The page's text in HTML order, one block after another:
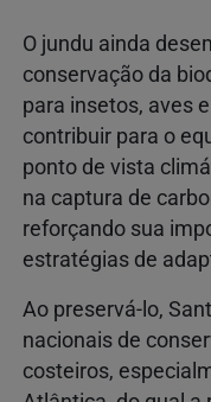
O jundu ainda
conservação da
para insetos, aves
contribuir para o
ponto de vista
na captura de
reforçando sua
estratégias de
Ao preservá-lo,
nacionais de
costeiros,